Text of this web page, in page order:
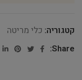
קטגוריה: כלי מריטה
Share: